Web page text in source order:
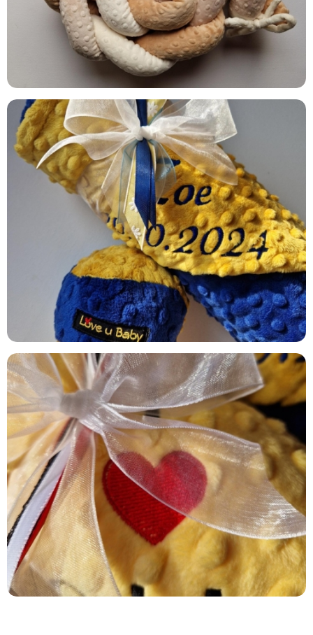
HONEY & MIDNIGHT BLUE
LITTLE SUNSHINE